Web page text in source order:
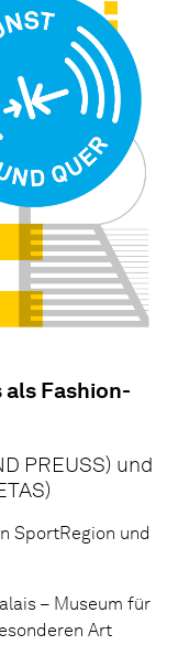
Fashion-
PREUSS) und
SportRegion und
– Museum für
Art